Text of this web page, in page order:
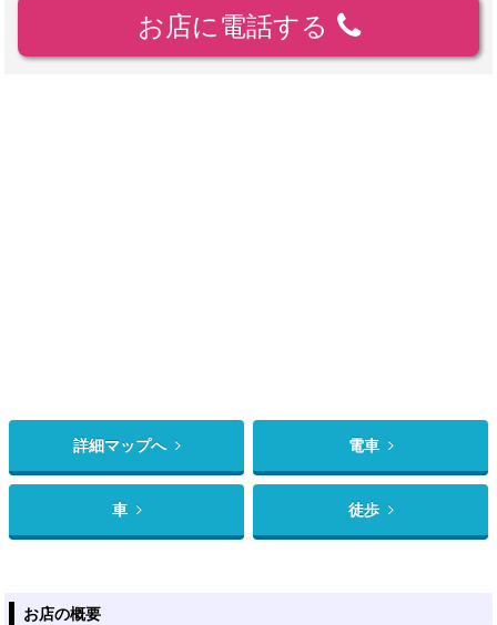
お店に電話する
詳細マップへ 電車
車 徒歩
お店の概要